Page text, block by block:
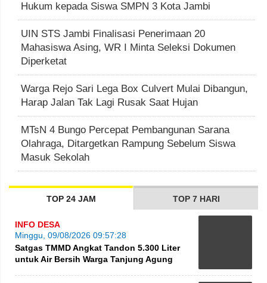
Hukum kepada Siswa SMPN 3 Kota Jambi
UIN STS Jambi Finalisasi Penerimaan 20
Mahasiswa Asing, WR I Minta Seleksi Dokumen
Diperketat
Warga Rejo Sari Lega Box Culvert Mulai Dibangun,
Harap Jalan Tak Lagi Rusak Saat Hujan
MTsN 4 Bungo Percepat Pembangunan Sarana
Olahraga, Ditargetkan Rampung Sebelum Siswa
Masuk Sekolah
TOP 24 JAM TOP 7 HARI
INFO DESA
Minggu, 09/08/2026 09:57:28
Satgas TMMD Angkat Tandon 5.300 Liter
untuk Air Bersih Warga Tanjung Agung